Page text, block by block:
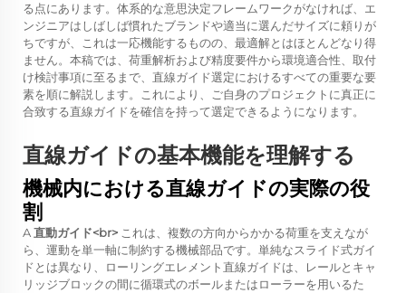
る点にあります。体系的な意思決定フレームワークがなければ、エ
ンジニアはしばしば慣れたブランドや適当に選んだサイズに頼りが
ちですが、これは一応機能するものの、最適解とはほとんどなり得
ません。本稿では、荷重解析および精度要件から環境適合性、取付
け検討事項に至るまで、直線ガイド選定におけるすべての重要な要
素を順に解説します。これにより、ご自身のプロジェクトに真正に
合致する直線ガイドを確信を持って選定できるようになります。
直線ガイドの基本機能を理解する
機械内における直線ガイドの実際の役
割
A直動ガイド<br> これは、複数の方向からかかる荷重を支えなが
ら、運動を単一軸に制約する機械部品です。単純なスライド式ガイ
ドとは異なり、ローリングエレメント直線ガイドは、レールとキャ
リッジブロックの間に循環式のボールまたはローラーを用いるた